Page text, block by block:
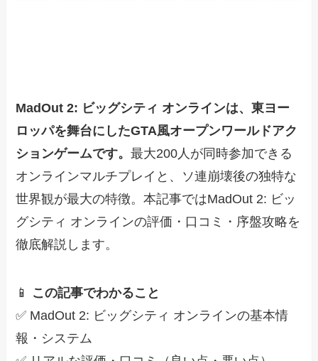
MadOut 2: ビッグシティ オンラインは、東ヨー
ロッパを舞台にしたGTA風オープンワールドアク
ションゲームです。最大200人が同時参加できる
オンラインマルチプレイと、ソ連崩壊後の独特な
世界観が最大の特徴。本記事ではMadOut 2: ビッ
グシティ オンラインの評価・口コミ・序盤攻略を
徹底解説します。
📱 この記事でわかること
✅ MadOut 2: ビッグシティ オンラインの基本情
報・システム